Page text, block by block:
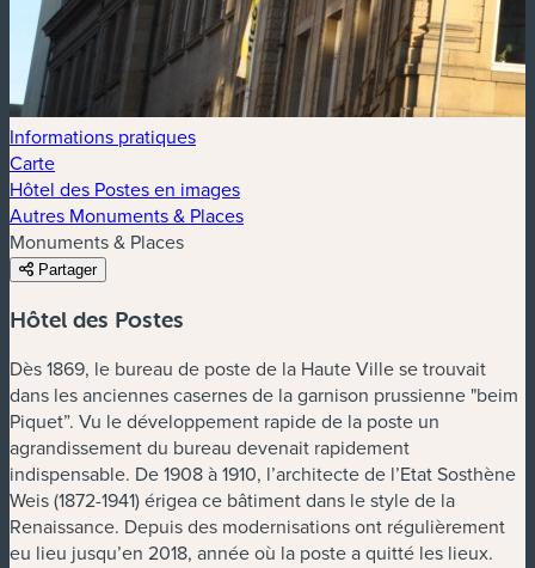
Informations pratiques
Carte
Hôtel des Postes en images
Autres Monuments & Places
Monuments & Places
Partager
Hôtel des Postes
Dès 1869, le bureau de poste de la Haute Ville se trouvait
dans les anciennes casernes de la garnison prussienne "beim
Piquet”. Vu le développement rapide de la poste un
agrandissement du bureau devenait rapidement
indispensable. De 1908 à 1910, l’architecte de l’Etat Sosthène
Weis (1872-1941) érigea ce bâtiment dans le style de la
Renaissance. Depuis des modernisations ont régulièrement
eu lieu jusqu’en 2018, année où la poste a quitté les lieux.